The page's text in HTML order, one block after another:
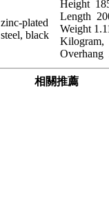
zinc-plated
steel, black
Height
Length
Weight
Kilogram,
Overhang
相關推薦